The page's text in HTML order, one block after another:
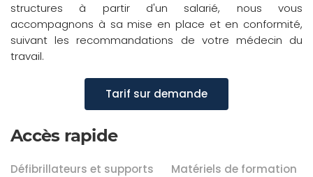
structures à partir d'un salarié, nous vous
accompagnons à sa mise en place et en conformité,
suivant les recommandations de votre médecin du
travail.
Tarif sur demande
Accès rapide
Défibrillateurs et supports
Matériels de formation